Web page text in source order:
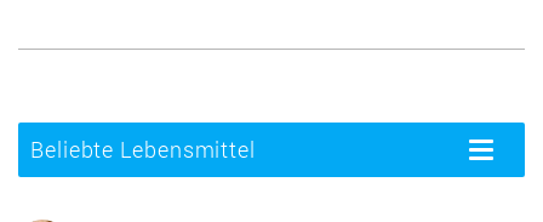
Beliebte Lebensmittel
Toggle